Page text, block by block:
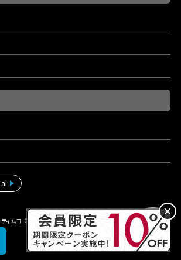
ィムコ © TIEMCO Ltd. All rights reserved.